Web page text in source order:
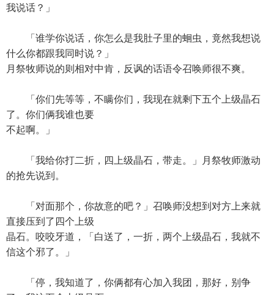
我说话？」
「谁学你说话，你怎么是我肚子里的蛔虫，竟然我想说
什么你都跟我同时说？」
月祭牧师说的则相对中肯，反讽的话语令召唤师很不爽。
「你们先等等，不瞒你们，我现在就剩下五个上级晶石
了。你们俩我谁也要
不起啊。」
「我给你打二折，四上级晶石，带走。」月祭牧师激动
的抢先说到。
「对面那个，你故意的吧？」召唤师没想到对方上来就
直接压到了四个上级
晶石。咬咬牙道，「白送了，一折，两个上级晶石，我就不
信这个邪了。」
「停，我知道了，你俩都有心加入我团，那好，别争